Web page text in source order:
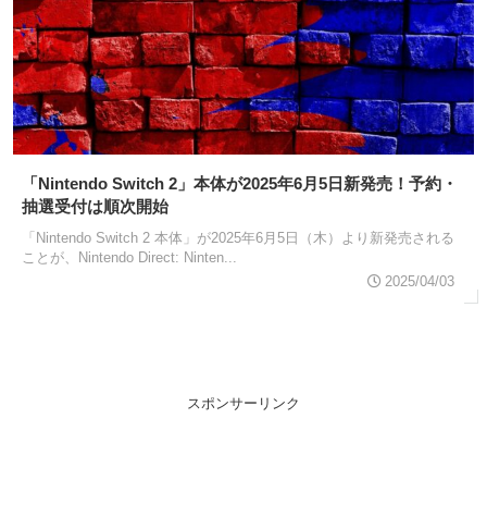
「Nintendo Switch 2」本体が2025年6月5日新発売！予約・
抽選受付は順次開始
「Nintendo Switch 2 本体」が2025年6月5日（木）より新発売される
ことが、Nintendo Direct: Ninten...
2025/04/03
スポンサーリンク